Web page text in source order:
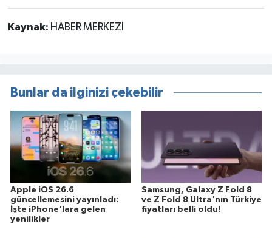
Kaynak: HABER MERKEZİ
Bunlar da ilginizi çekebilir
Apple iOS 26.6
güncellemesini yayınladı:
İşte iPhone'lara gelen
yenilikler
Samsung, Galaxy Z Fold 8
ve Z Fold 8 Ultra'nın Türkiye
fiyatları belli oldu!